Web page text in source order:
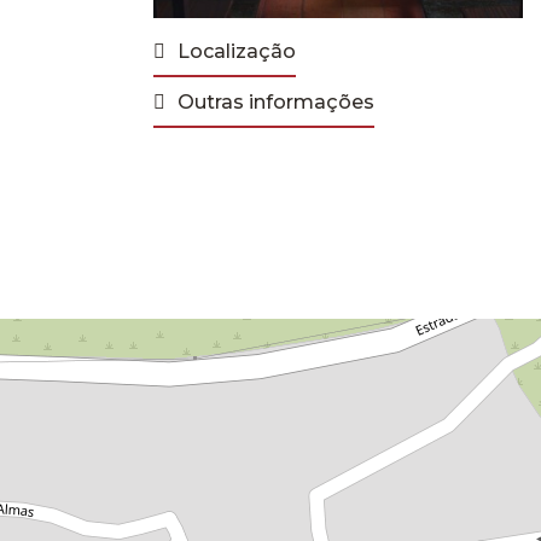
Localização
Outras informações